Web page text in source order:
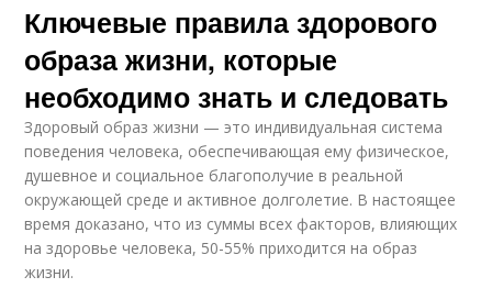
Ключевые правила здорового
образа жизни, которые
необходимо знать и следовать
Здоровый образ жизни — это индивидуальная система
поведе­ния человека, обеспечивающая ему физическое,
душевное и со­циальное благополучие в реальной
окружающей среде и активное долголетие. В настоящее
время доказано, что из суммы всех факторов, влияющих
на здоровье человека, 50-55% приходится на образ
жизни.